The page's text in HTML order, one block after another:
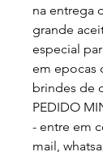
na entrega
grande
especial
em epocas
brindes de
PEDIDO
- entre em
mail,